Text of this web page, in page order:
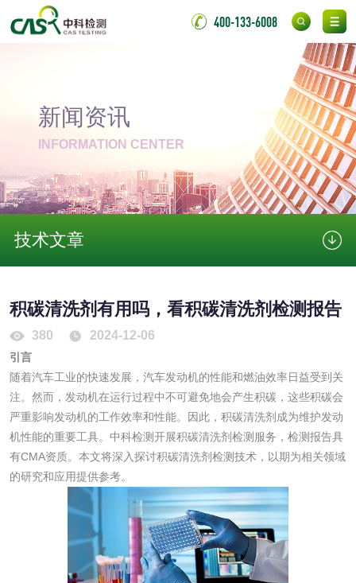
400-133-6008
新闻资讯
INFORMATION CENTER
技术文章
积碳清洗剂有用吗，看积碳清洗剂检测报告
380 2024-12-06
引言
随着汽车工业的快速发展，汽车发动机的性能和燃油效率日益受到关
注。然而，发动机在运行过程中不可避免地会产生积碳，这些积碳会
严重影响发动机的工作效率和性能。因此，积碳清洗剂成为维护发动
机性能的重要工具。中科检测开展积碳清洗剂检测服务，检测报告具
有CMA资质。本文将深入探讨积碳清洗剂检测技术，以期为相关领域
的研究和应用提供参考。
金属硬度测试
喷嘴检测
保险柜检测 气弹簧检测
伸缩警棍检测
消毒产品
成分分析配方研发 驱蚊检测
防霉检测 霉菌污染分析
消毒产品备案 防螨除螨检测